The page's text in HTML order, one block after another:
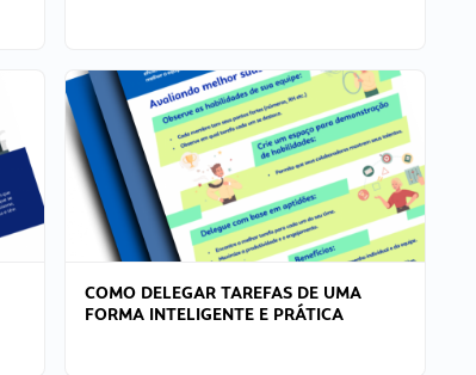
COMO DELEGAR TAREFAS DE UMA
FORMA INTELIGENTE E PRÁTICA